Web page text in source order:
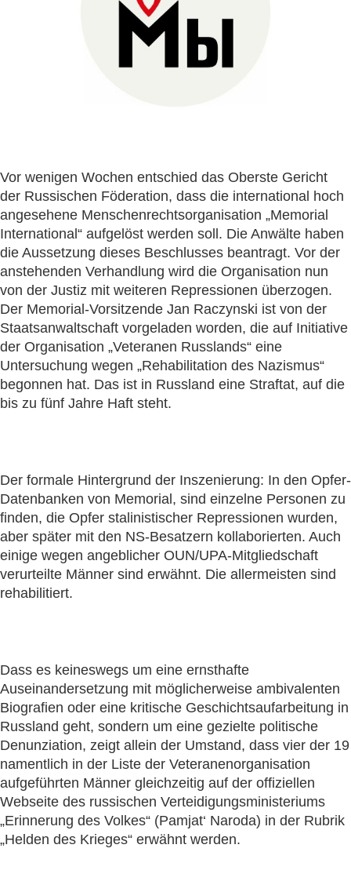
Vor wenigen Wochen entschied das Oberste Gericht
der Russischen Föderation, dass die international hoch
angesehene Menschenrechtsorganisation „Memorial
International“ aufgelöst werden soll. Die Anwälte haben
die Aussetzung dieses Beschlusses beantragt. Vor der
anstehenden Verhandlung wird die Organisation nun
von der Justiz mit weiteren Repressionen überzogen.
Der Memorial-Vorsitzende Jan Raczynski ist von der
Staatsanwaltschaft vorgeladen worden, die auf Initiative
der Organisation „Veteranen Russlands“ eine
Untersuchung wegen „Rehabilitation des Nazismus“
begonnen hat. Das ist in Russland eine Straftat, auf die
bis zu fünf Jahre Haft steht.
Der formale Hintergrund der Inszenierung: In den Opfer-
Datenbanken von Memorial, sind einzelne Personen zu
finden, die Opfer stalinistischer Repressionen wurden,
aber später mit den NS-Besatzern kollaborierten. Auch
einige wegen angeblicher OUN/UPA-Mitgliedschaft
verurteilte Männer sind erwähnt. Die allermeisten sind
rehabilitiert.
Dass es keineswegs um eine ernsthafte
Auseinandersetzung mit möglicherweise ambivalenten
Biografien oder eine kritische Geschichtsaufarbeitung in
Russland geht, sondern um eine gezielte politische
Denunziation, zeigt allein der Umstand, dass vier der 19
namentlich in der Liste der Veteranenorganisation
aufgeführten Männer gleichzeitig auf der offiziellen
Webseite des russischen Verteidigungsministeriums
„Erinnerung des Volkes“ (Pamjat‘ Naroda) in der Rubrik
„Helden des Krieges“ erwähnt werden.